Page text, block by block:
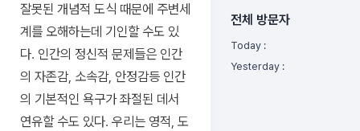
잘못된 개념적 도식 때문에 주변세
계를 오해하는데 기인할 수도 있
다. 인간의 정신적 문제들은 인간
의 자존감, 소속감, 안정감등 인간
의 기본적인 욕구가 좌절된 데서
연유할 수도 있다. 우리는 영적, 도
전체 방문자
Today :
Yesterday :